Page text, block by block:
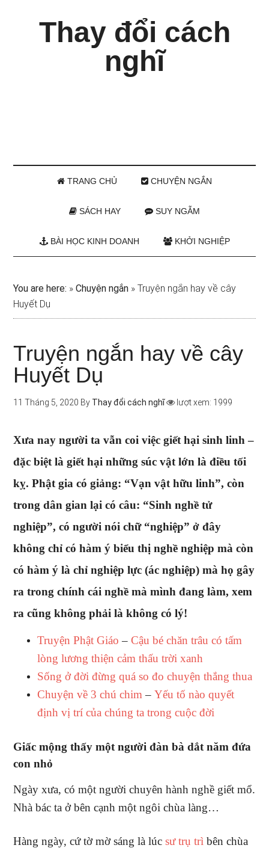
Thay đổi cách
nghĩ
TRANG CHỦ CHUYỆN NGẮN
SÁCH HAY SUY NGẪM
BÀI HỌC KINH DOANH KHỞI NGHIỆP
You are here: »Chuyện ngắn »Truyện ngắn hay về cây
Huyết Dụ
Truyện ngắn hay về cây
Huyết Dụ
11 Tháng 5, 2020 By Thay đổi cách nghĩ lượt xem: 1999
Xưa nay người ta vẫn coi việc giết hại sinh linh –
đặc biệt là giết hại những súc vật lớn là điều tối
kỵ. Phật gia có giảng: “Vạn vật hữu linh”, còn
trong dân gian lại có câu: “Sinh nghề tử
nghiệp”, có người nói chữ “nghiệp” ở đây
không chỉ có hàm ý biểu thị nghề nghiệp mà còn
có hàm ý là chỉ nghiệp lực (ác nghiệp) mà họ gây
ra trong chính cái nghề mà mình đang làm, xem
ra cũng không phải là không có lý!
Truyện Phật Giáo –Cậu bé chăn trâu có tấm
lòng lương thiện cảm thấu trời xanh
Sống ở đời đừng quá so đo chuyện thắng thua
Chuyện về 3 chú chim –Yếu tố nào quyết
định vị trí của chúng ta trong cuộc đời
Giấc mộng thấy một người đàn bà dắt năm đứa
con nhỏ
Ngày xưa, có một người chuyên hành nghề giết mổ.
Nhà bác ta ở bên cạnh một ngôi chùa làng…
Hàng ngày, cứ tờ mờ sáng là lúcsư trụ trì bên chùa